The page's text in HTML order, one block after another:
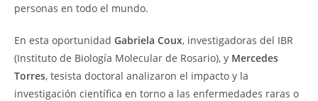
personas en todo el mundo.
En esta oportunidad Gabriela Coux, investigadoras del IBR
(Instituto de Biología Molecular de Rosario), y Mercedes
Torres, tesista doctoral analizaron el impacto y la
investigación científica en torno a las enfermedades raras o